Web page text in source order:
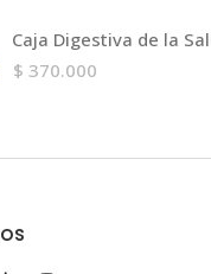
Caja Digestiva de la
$ 370.000